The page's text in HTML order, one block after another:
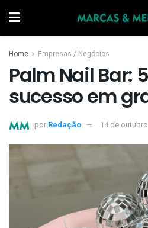
Home Empresas / Negócios
Palm Nail Bar:
sucesso em
por Redação 14 de